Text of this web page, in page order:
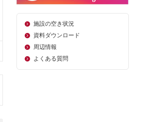
施設の空き状況
資料ダウンロード
周辺情報
よくある質問